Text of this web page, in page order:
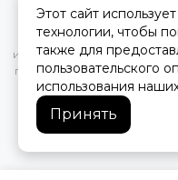
Вся представленная
характеристик,
информационный характер
публичной офертой,
Этот сайт
технологии, чтобы
также для
пользовательского
использования
Принять